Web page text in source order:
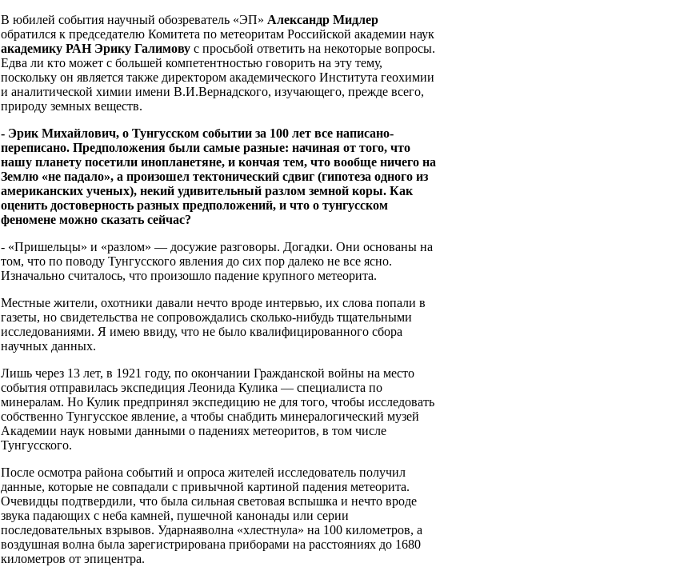
В юбилей события научный обозреватель «ЭП» Александр Мидлер
обратился к председателю Комитета по метеоритам Российской академии наук
академику РАН Эрику Галимову с просьбой ответить на некоторые вопросы.
Едва ли кто может с большей компетентностью говорить на эту тему,
поскольку он является также директором академического Института геохимии
и аналитической химии имени В.И.Вернадского, изучающего, прежде всего,
природу земных веществ.
- Эрик Михайлович, о Тунгусском событии за 100 лет все написано-
переписано. Предположения были самые разные: начиная от того, что
нашу планету посетили инопланетяне, и кончая тем, что вообще ничего на
Землю «не падало», а произошел тектонический сдвиг (гипотеза одного из
американских ученых), некий удивительный разлом земной коры. Как
оценить достоверность разных предположений, и что о тунгусском
феномене можно сказать сейчас?
- «Пришельцы» и «разлом» — досужие разговоры. Догадки. Они основаны на
том, что по поводу Тунгусского явления до сих пор далеко не все ясно.
Изначально считалось, что произошло падение крупного метеорита.
Местные жители, охотники давали нечто вроде интервью, их слова попали в
газеты, но свидетельства не сопровождались сколько-нибудь тщательными
исследованиями. Я имею ввиду, что не было квалифицированного сбора
научных данных.
Лишь через 13 лет, в 1921 году, по окончании Гражданской войны на место
события отправилась экспедиция Леонида Кулика — специалиста по
минералам. Но Кулик предпринял экспедицию не для того, чтобы исследовать
собственно Тунгусское явление, а чтобы снабдить минералогический музей
Академии наук новыми данными о падениях метеоритов, в том числе
Тунгусского.
После осмотра района событий и опроса жителей исследователь получил
данные, которые не совпадали с привычной картиной падения метеорита.
Очевидцы подтвердили, что была сильная световая вспышка и нечто вроде
звука падающих с неба камней, пушечной канонады или серии
последовательных взрывов. Ударнаяволна «хлестнула» на 100 километров, a
воздушная волна была зарегистрирована приборами на расстояниях до 1680
километров от эпицентра.